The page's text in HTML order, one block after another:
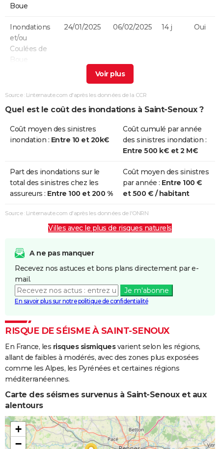
Boue
Inondations
et/ou
Coulées de
Boue
24/01/2025 06/02/2025 14 j Oui
et/ou
Boue
08/01/2025 12/01/2025
Inondations
et/ou
08/02/2014 09/02/2014 2 j Non
Inondations
et/ou
Coulées de
23/12/2013 24/12/2013 2 j Oui
et/ou
Inondations
et/ou
Boue
21/03/2001 27/03/2001 7 j
Inondations
et/ou
Coulées de
Boue
07/01/2001 07/01/2001 1 j Oui
Inondations
Coulées de
Boue
Source : Linternaute.com d'après les données de la CCR
Quel est le coût des inondations à Saint-Senoux ?
Coût moyen des sinistres
inondation : Entre 10 et 20k€
Coût cumulé par année
des sinistres inondation :
Entre 500 k€ et 2 M€
Part des inondations sur le
total des sinistres chez les
assureurs : Entre 100 et 200 %
Coût moyen des sinistres
par année : Entre 100 €
et 500 € / habitant
Source : Linternaute.com d'après les données de l'ONRN
Villes avec le plus de risques naturels
A ne pas manquer
Recevez nos astuces et bons plans directement par e-
mail.
Je m'abonne
En savoir plus sur notre politique de confidentialité
RISQUE DE SÉISME À SAINT-SENOUX
En France, les risques sismiquesvarient selon les régions,
allant de faibles à modérés, avec des zones plus exposées
comme les Alpes, les Pyrénées et certaines régions
méditerranéennes.
Carte des séismes survenus à Saint-Senoux et aux
alentours
+
−